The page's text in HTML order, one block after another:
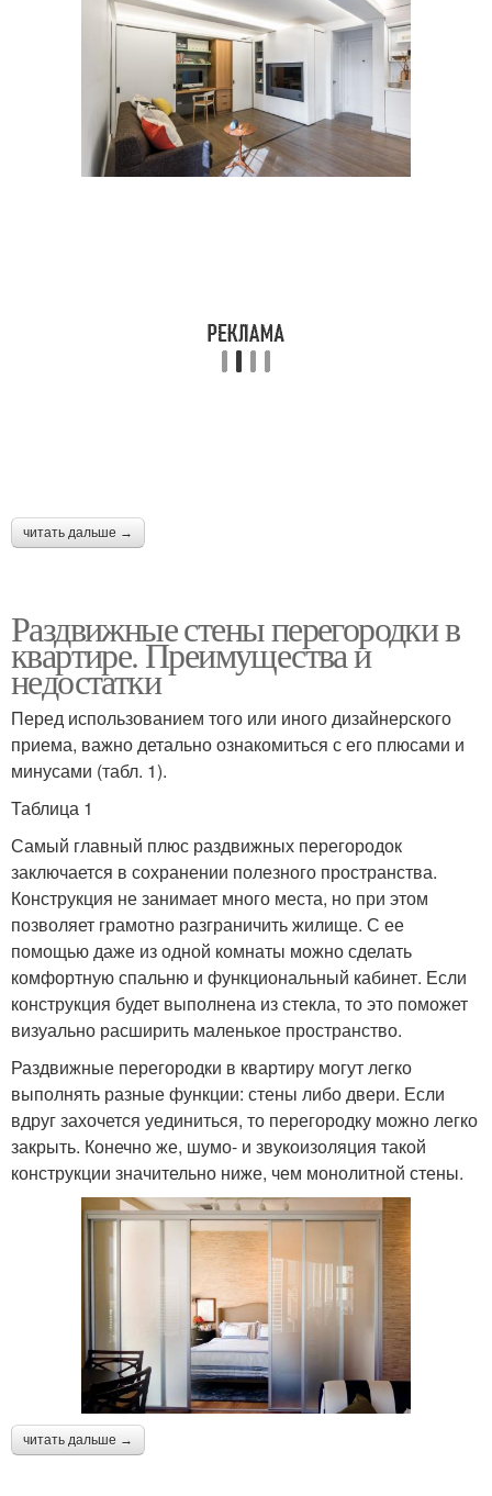
читать дальше →
Раздвижные стены перегородки в
квартире. Преимущества и
недостатки
Перед использованием того или иного дизайнерского
приема, важно детально ознакомиться с его плюсами и
минусами (табл. 1).
Таблица 1
Самый главный плюс раздвижных перегородок
заключается в сохранении полезного пространства.
Конструкция не занимает много места, но при этом
позволяет грамотно разграничить жилище. С ее
помощью даже из одной комнаты можно сделать
комфортную спальню и функциональный кабинет. Если
конструкция будет выполнена из стекла, то это поможет
визуально расширить маленькое пространство.
Раздвижные перегородки в квартиру могут легко
выполнять разные функции: стены либо двери. Если
вдруг захочется уединиться, то перегородку можно легко
закрыть. Конечно же, шумо- и звукоизоляция такой
конструкции значительно ниже, чем монолитной стены.
читать дальше →